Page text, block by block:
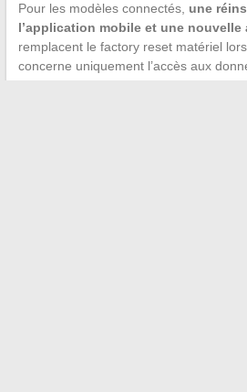
Pour les modèles connectés, une
l’application mobile et une nouvelle
remplacent le factory reset matériel
concerne uniquement l’accès aux